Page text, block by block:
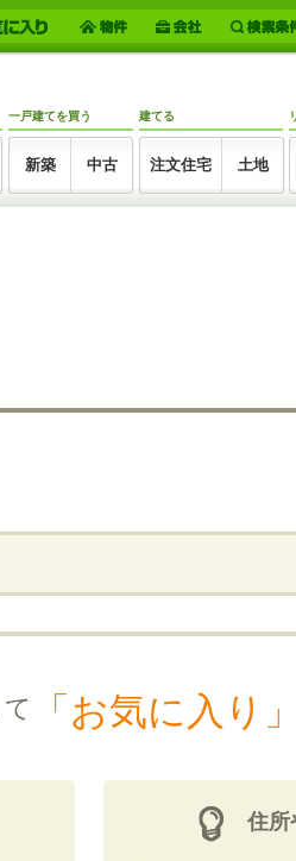
一戸建てを買う
新築 中古
建てる
注文住宅 土地
「お気に入り」
住所